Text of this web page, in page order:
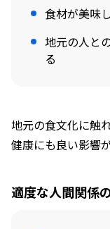
食材が美味
地元の人と
る
地元の食文化に触
健康にも良い影響
適度な人間関係